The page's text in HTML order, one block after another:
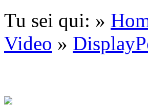
Tu sei qui: »
Video »